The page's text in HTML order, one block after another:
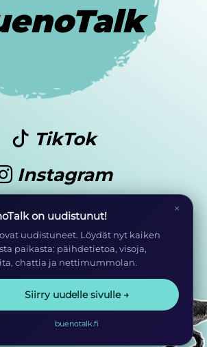
TikTok
Instagram
Youtube
Osa EHYT ry:n
toimintaa
×
on uudistunut!
uudistuneet. Löydät nyt kaiken
paikasta: päihdetietoa, visoja,
chattia ja nettimummolan.
Siirry uudelle sivulle →
buenotalk.fi